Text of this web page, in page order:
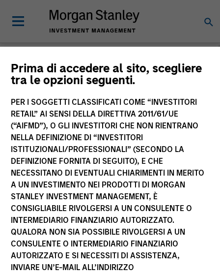
Prima di accedere al sito, scegliere
tra le opzioni seguenti.
PER I SOGGETTI CLASSIFICATI COME “INVESTITORI
RETAIL” AI SENSI DELLA DIRETTIVA 2011/61/UE
(“AIFMD”), O GLI INVESTITORI CHE NON RIENTRANO
NELLA DEFINIZIONE DI “INVESTITORI
ISTITUZIONALI/PROFESSIONALI” (SECONDO LA
DEFINIZIONE FORNITA DI SEGUITO), E CHE
NECESSITANO DI EVENTUALI CHIARIMENTI IN MERITO
A UN INVESTIMENTO NEI PRODOTTI DI MORGAN
STANLEY INVESTMENT MANAGEMENT, È
CONSIGLIABILE RIVOLGERSI A UN CONSULENTE O
INTERMEDIARIO FINANZIARIO AUTORIZZATO.
QUALORA NON SIA POSSIBILE RIVOLGERSI A UN
CONSULENTE O INTERMEDIARIO FINANZIARIO
AUTORIZZATO E SI NECESSITI DI ASSISTENZA,
INVIARE UN’E-MAIL ALL’INDIRIZZO
Morgan Stanley
Investment Funds
La presente comunicazione ha carattere promozionale.
La performance passata non è un indicatore affidabile dei
risultati futuri. I rendimenti possono aumentare o diminuire
per effetto delle oscillazioni valutarie. Tutti i dati di
performance sono calcolati in base al valore del
patrimonio netto (NAV), al netto delle spese, e non
comprendono le commissioni e gli oneri relativi
all’emissione e al rimborso delle quote. Tutti i dati relativi
alle performance e agli indici sono tratti da Morgan